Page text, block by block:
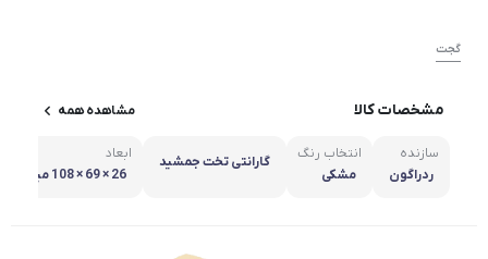
گجت
مشخصات کالا مشاهده همه
سازنده
ردراگون
انتخاب رنگ
مشکی
گارانتی تخت جمشید
ابعاد
26 × 69 × 108 میلی متر